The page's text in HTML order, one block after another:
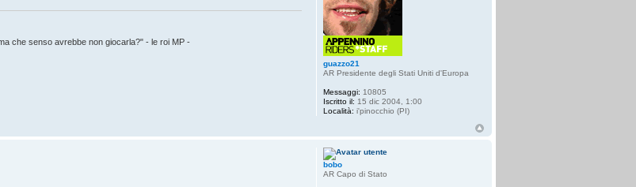
che senso avrebbe non giocarla?" - le roi MP -
guazzo21
AR Presidente degli Stati Uniti d'Europa
Messaggi: 10805
Iscritto il: 15 dic 2004, 1:00
Località: i'pinocchio (PI)
bobo
AR Capo di Stato